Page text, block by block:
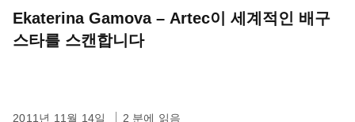
Ekaterina Gamova – Artec이 세계적인 배구
스타를 스캔합니다
2011년 11월 14일 2 분에 읽음